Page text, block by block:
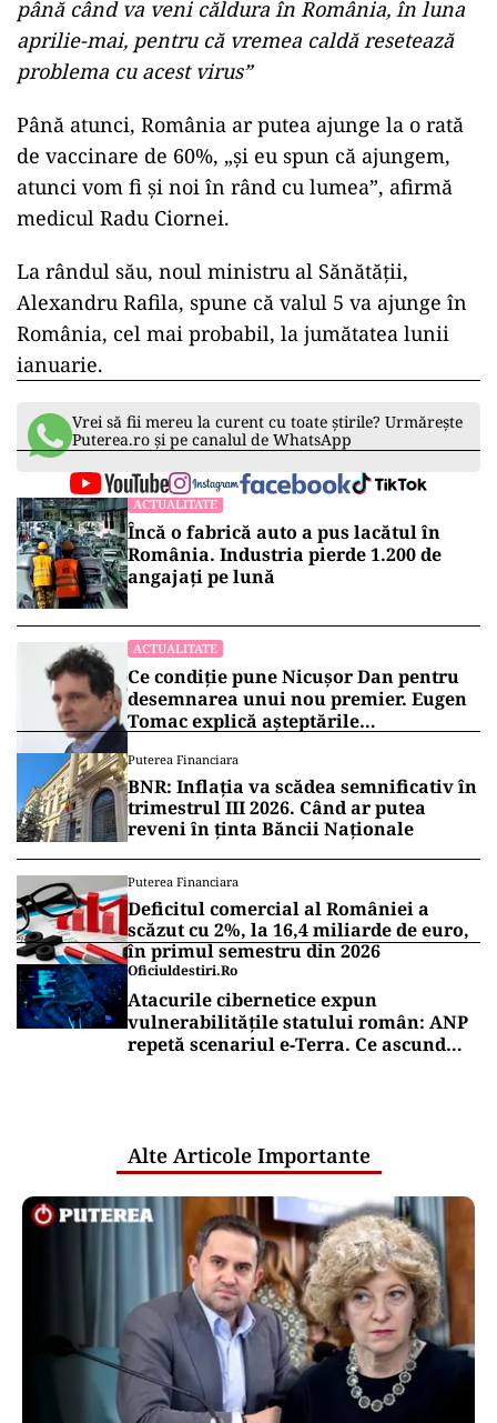
până când va veni căldura în România, în luna
aprilie-mai, pentru că vremea caldă resetează
problema cu acest virus”
Până atunci, România ar putea ajunge la o rată
de vaccinare de 60%, „și eu spun că ajungem,
atunci vom fi și noi în rând cu lumea”, afirmă
medicul Radu Ciornei.
La rândul său, noul ministru al Sănătății,
Alexandru Rafila, spune că valul 5 va ajunge în
România, cel mai probabil, la jumătatea lunii
ianuarie.
Vrei să fii mereu la curent cu toate știrile? Urmărește
Puterea.ro și pe canalul de WhatsApp
ACTUALITATE
Încă o fabrică auto a pus lacătul în
România. Industria pierde 1.200 de
angajați pe lună
ACTUALITATE
Ce condiție pune Nicușor Dan pentru
desemnarea unui nou premier. Eugen
Tomac explică așteptările
Puterea Financiara
BNR: Inflația va scădea semnificativ în
trimestrul III 2026. Când ar putea
reveni în ținta Băncii Naționale
Puterea Financiara
Deficitul comercial al României a
scăzut cu 2%, la 16,4 miliarde de euro,
în primul semestru din 2026
Oficiuldestiri.ro
Atacurile cibernetice expun
vulnerabilitățile statului român: ANP
repetă scenariul e‑Terra. Ce ascund
Alte Articole Importante